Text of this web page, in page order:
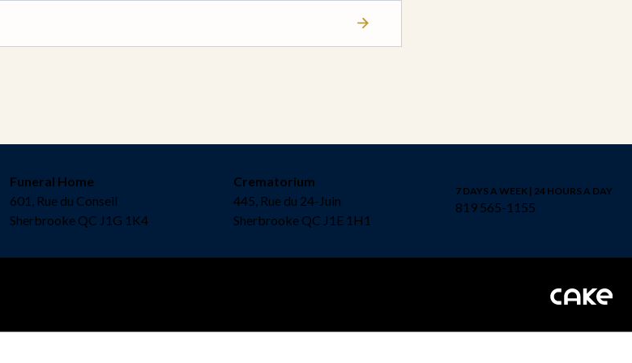
Funeral Home
601, Rue du Conseil
Sherbrooke QC J1G 1K4
Crematorium
445, Rue du 24-Juin
Sherbrooke QC J1E 1H1
7 DAYS A WEEK | 24 HOURS A DAY
819 565-1155